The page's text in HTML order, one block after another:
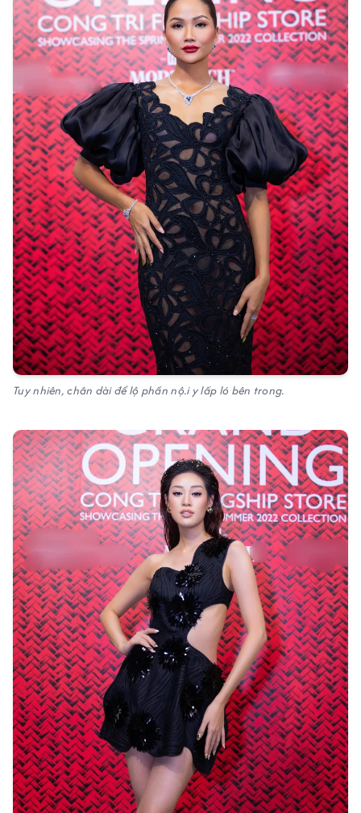
Tuy nhiên, chân dài để lộ phần nộ.i y lấp ló bên trong.